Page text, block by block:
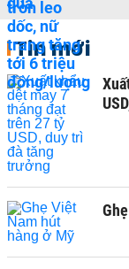
Tin mới